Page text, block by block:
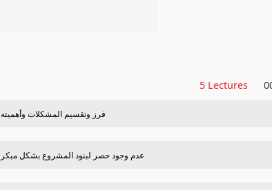
5 Lectures
07 - فرز وتقسيم المشكلات وأهميته
08 - عدم وجود حصر لبنود المشروع بشكل مبكر